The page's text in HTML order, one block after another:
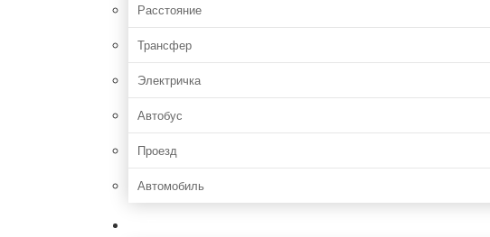
Расстояние
Трансфер
Электричка
Автобус
Проезд
Автомобиль